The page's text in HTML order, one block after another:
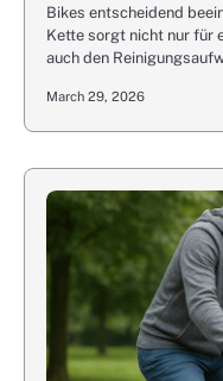
Bikes entscheidend
Kette sorgt nicht nur für
auch den
March 29, 2026